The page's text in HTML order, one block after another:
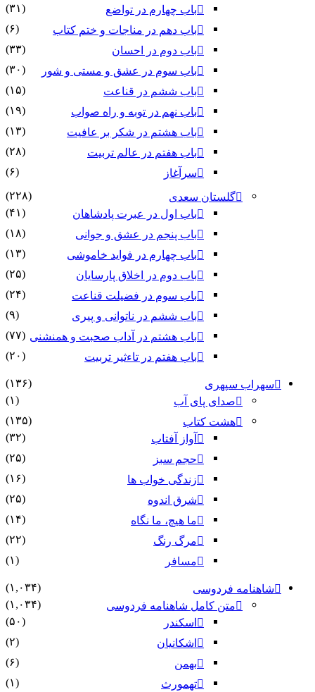
باب چهارم در تواضع
(۳۱)
باب دهم در مناجات و ختم کتاب
(۶)
باب دوم در احسان
(۳۳)
باب سوم در عشق و مستی و شور
(۳۰)
باب ششم در قناعت
(۱۵)
باب نهم در توبه و راه صواب
(۱۹)
باب هشتم در شکر بر عافیت
(۱۳)
باب هفتم در عالم تربیت
(۲۸)
سرآغاز
(۶)
گلستان سعدی
(۲۲۸)
باب اول در عبرت پادشاهان
(۴۱)
باب پنجم در عشق و جوانى
(۱۸)
باب چهارم در فواید خاموشى
(۱۳)
باب دوم در اخلاق پارسایان
(۲۵)
باب سوم در فضیلت قناعت
(۲۴)
باب ششم در ناتوانى و پیرى
(۹)
باب هشتم در آداب صحبت و همنشنى (۷۷)
باب هفتم در تاءثیر تربیت
(۲۰)
سهراب سپهری
(۱۳۶)
صدای پای آب
(۱)
هشت کتاب
(۱۳۵)
آواز آفتاب
(۳۲)
حجم سبز
(۲۵)
زندگی خواب ها
(۱۶)
شرق اندوه
(۲۵)
ما هیچ، ما نگاه
(۱۴)
مرگ رنگ
(۲۲)
مسافر
(۱)
شاهنامه فردوسی
(۱,۰۳۴)
متن کامل شاهنامه فردوسی
(۱,۰۳۴)
اسکندر
(۵۰)
اشکانیان
(۲)
بهمن
(۶)
تهمورث
(۱)